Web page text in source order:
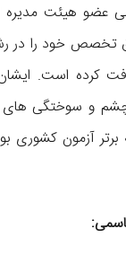
عضو هیئت
تخصص خود را در
کرده است.
و سوختگی‌ های
برتر آزمون